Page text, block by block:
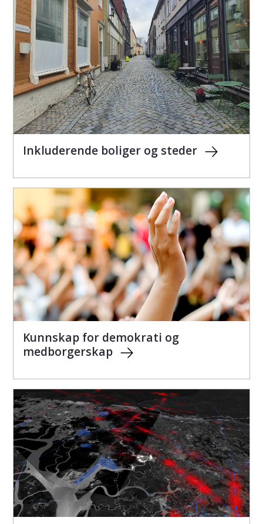
Inkluderende boliger og steder
Kunnskap for demokrati og
medborgerskap